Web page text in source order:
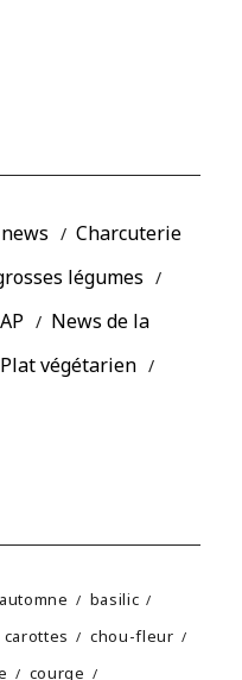
Charcuterie
légumes
News de la
Plat végétarien
automne
basilic
carottes
chou-fleur
courge